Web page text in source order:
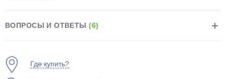
ВОПРОСЫ И ОТВЕТЫ(6)
Где купить?